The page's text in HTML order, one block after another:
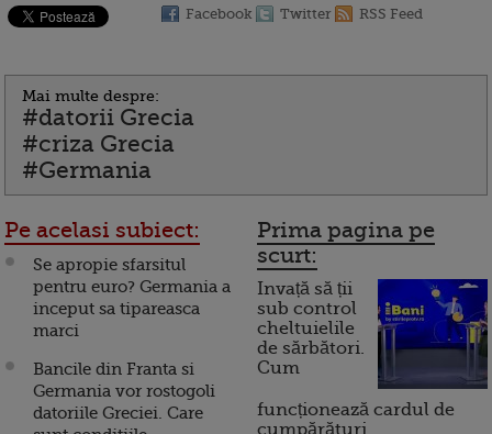
Facebook Twitter RSS Feed
Mai multe despre:
#datorii Grecia
#criza Grecia
#Germania
Pe acelasi subiect:
Se apropie sfarsitul
pentru euro? Germania a
inceput sa tipareasca
marci
Bancile din Franta si
Germania vor rostogoli
datoriile Greciei. Care
Prima pagina pe
scurt:
Invață să ții
sub control
cheltuielile
de sărbători.
Cum
funcționează cardul de
cumpărături